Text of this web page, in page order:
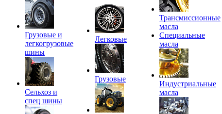
Грузовые и
легкогрузовые
шины
Сельхоз и
спец шины
Легковые
Грузовые
Трансмиссионные
масла
Специальные
масла
Индустриальные
масла